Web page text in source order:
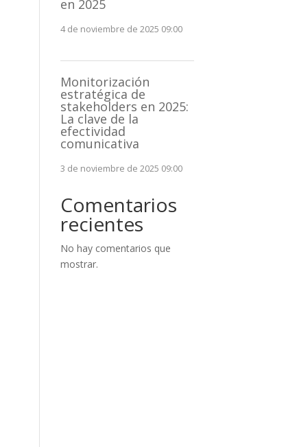
en 2025
4 de noviembre de 2025 09:00
Monitorización
estratégica de
stakeholders en 2025:
La clave de la
efectividad
comunicativa
3 de noviembre de 2025 09:00
Comentarios
recientes
No hay comentarios que
mostrar.